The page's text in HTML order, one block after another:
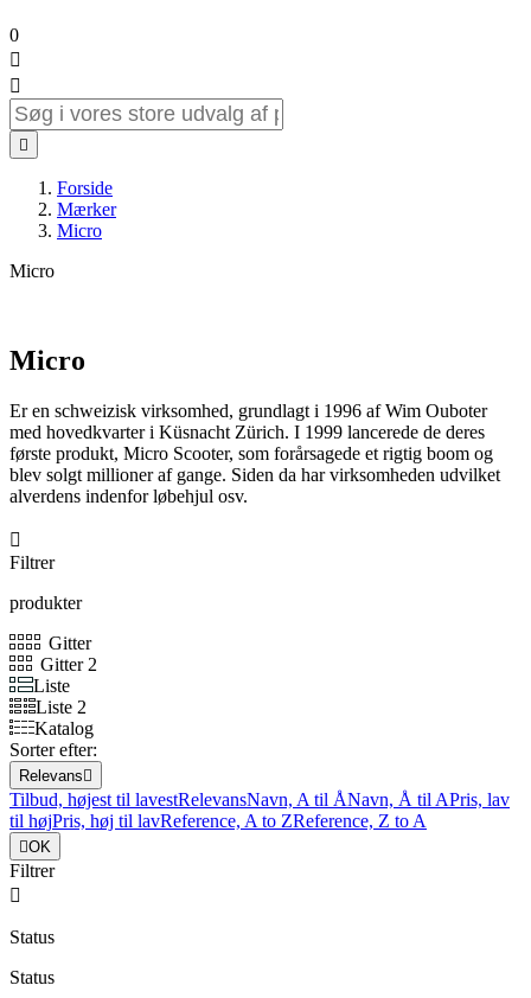
0



Forside
Mærker
Micro
Micro
Micro
Er en schweizisk virksomhed, grundlagt i 1996 af Wim Ouboter
med hovedkvarter i Küsnacht Zürich. I 1999 lancerede de deres
første produkt, Micro Scooter, som forårsagede et rigtig boom og
blev solgt millioner af gange. Siden da har virksomheden udvilket
alverdens indenfor løbehjul osv.

Filtrer
produkter
Gitter
Gitter 2
Liste
Liste 2
Katalog
Sorter efter:
Relevans 
Tilbud, højest til lavestRelevansNavn, A til ÅNavn, Å til APris, lav
til højPris, høj til lavReference, A to ZReference, Z to A
OK
Filtrer

Status
Status